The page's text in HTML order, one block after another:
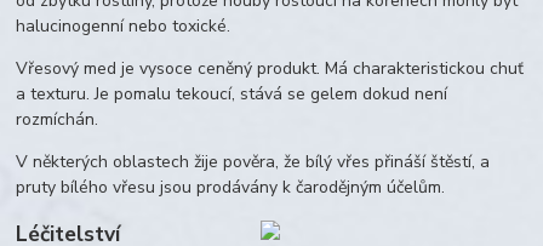
halucinogenní nebo toxické.
Vřesový med je vysoce ceněný produkt. Má charakteristickou chuť
a texturu. Je pomalu tekoucí, stává se gelem dokud není
rozmíchán.
V některých oblastech žije pověra, že bílý vřes přináší štěstí, a
pruty bílého vřesu jsou prodávány k čarodějným účelům.
Léčitelství